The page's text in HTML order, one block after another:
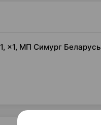
×1, МП Симург Беларусь